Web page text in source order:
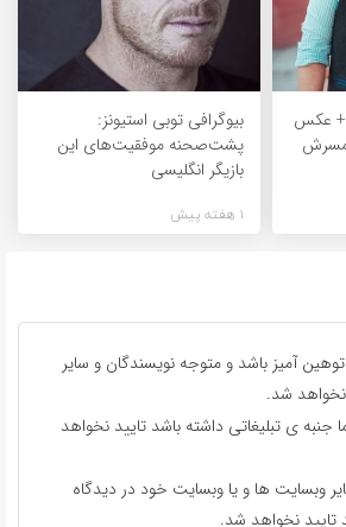
+ عکس
بیوگرافی توبی استیونز:
پشت‌صحنه موفقیت‌های این
بازیگر انگلیسی
1 هفته پیش
آمیز باشد و متوجه نویسندگان و سایر
نخواهد شد.
جنبه ی تبلیغاتی داشته باشد تایید نخواهد
وبسایت ها و یا وبسایت خود در دیدگاه
تایید نخواهد شد.